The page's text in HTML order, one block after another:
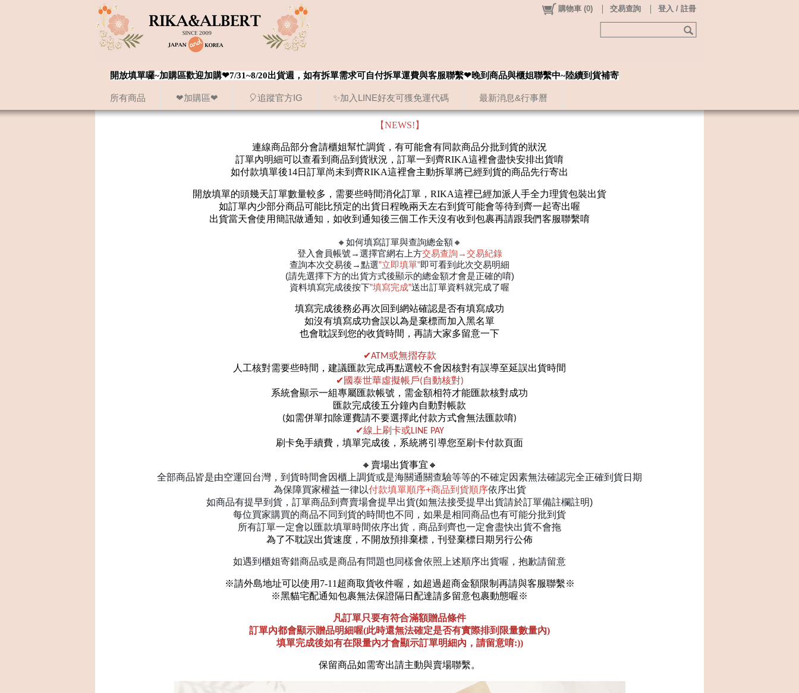
所有商品 ❤加購區❤ 🎈追蹤官方IG ✨加入LINE好友可獲免運代碼 最新消息&行事曆
購物車 (0) 交易查詢 登入 / 註冊
開放填單囉~加購區歡迎加購❤7/31~8/20出貨週，如有拆單需求可自付拆單運費與客服聯繫❤晚到商品與櫃姐聯繫中~陸續到貨補寄